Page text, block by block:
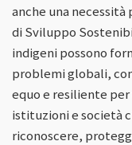
anche una
di Sviluppo
indigeni possono
problemi globali,
equo e resiliente
istituzioni e società
riconoscere,